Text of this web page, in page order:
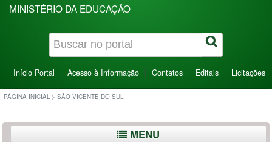
MINISTÉRIO DA EDUCAÇÃO
Início Portal Acesso à Informação Contatos Editais Licitações
PÁGINA INICIAL > SÃO VICENTE DO SUL
MENU